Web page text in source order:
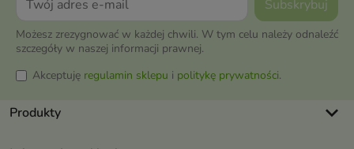
Możesz zrezygnować w każdej chwili. W tym celu należy odnaleźć
szczegóły w naszej informacji prawnej.
Akceptuję regulamin sklepu i politykę prywatności.
Produkty keyboard_arrow_down